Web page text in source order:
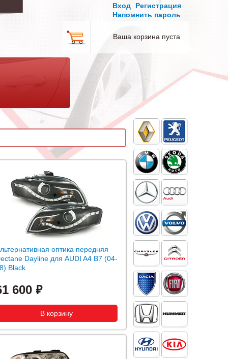
Вход
Регистрация
Напомнить пароль
Ваша корзина пуста
оптика передняя
Dayline для AUDI A4 B7 (04-
Black
600